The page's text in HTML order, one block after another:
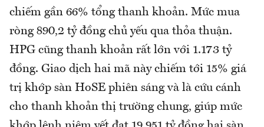
chiếm gần 66% tổng thanh khoản. Mức mua
ròng 890,2 tỷ đồng chủ yếu qua thỏa thuận.
HPG cũng thanh khoản rất lớn với 1.173 tỷ
đồng. Giao dịch hai mã này chiếm tới 15% giá
trị khớp sàn HoSE phiên sáng và là cứu cánh
cho thanh khoản thị trường chung, giúp mức